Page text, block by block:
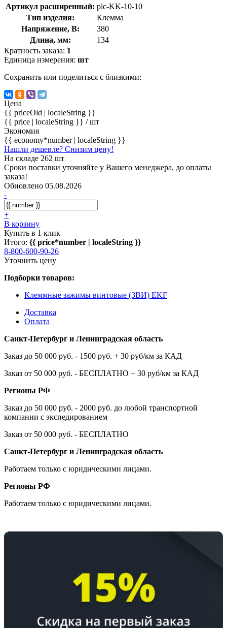
Артикул расширенный: plc-KK-10-10
Тип изделия:
Клемма
Напряжение, В:
380
Длина, мм:
134
Кратность заказа: 1
Единица измерения: шт
Сохранить или поделиться с близкими:
Цена
{{ priceOld | localeString }}
{{ price | localeString }} / шт
Экономия
{{ economy*number | localeString }}
Нашли дешевле? Снизим цену!
На складе 262 шт
Сроки поставки уточняйте у Вашего менеджера, до оплаты
заказа!
Обновлено 05.08.2026
-
+
В корзину
Купить в 1 клик
Итого: {{ price*number | localeString }}
8-800-600-90-26
Уточнить цену
Подборки товаров:
Клеммные зажимы винтовые (ЗВИ) EKF
Доставка
Оплата
Санкт-Петербург и Ленинградская область
Заказ до 50 000 руб. - 1500 руб. + 30 руб/км за КАД
Заказ от 50 000 руб. - БЕСПЛАТНО + 30 руб/км за КАД
Регионы РФ
Заказ до 50 000 руб. - 2000 руб. до любой транспортной
компании с экспедированием
Заказ от 50 000 руб. - БЕСПЛАТНО
Санкт-Петербург и Ленинградская область
Работаем только с юридическими лицами.
Регионы РФ
Работаем только с юридическими лицами.